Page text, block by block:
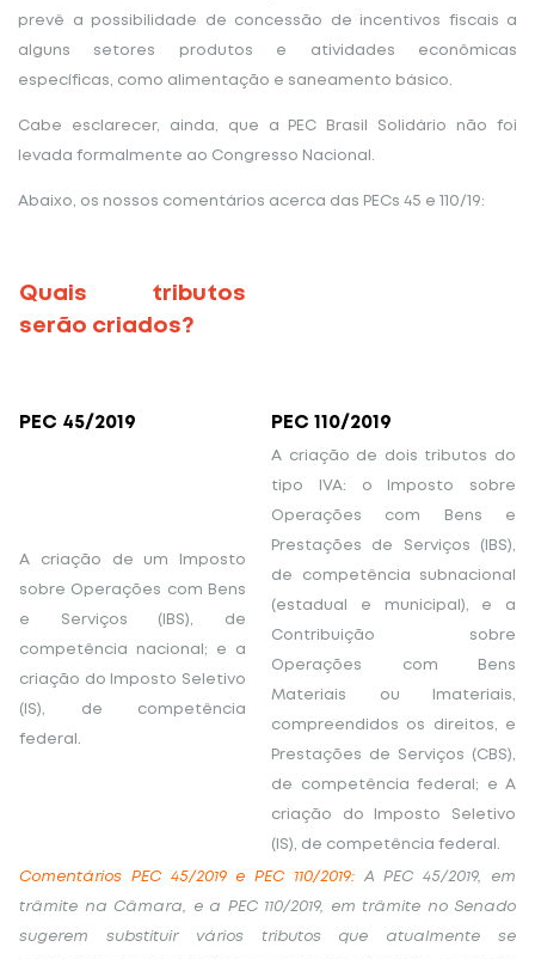
prevê a possibilidade de concessão de incentivos fiscais a
alguns setores produtos e atividades econômicas
específicas, como alimentação e saneamento básico.
Cabe esclarecer, ainda, que a PEC Brasil Solidário não foi
levada formalmente ao Congresso Nacional.
Abaixo, os nossos comentários acerca das PECs 45 e 110/19:
Quais tributos
serão criados?
PEC 45/2019 PEC 110/2019
A criação de um Imposto
sobre Operações com Bens
e Serviços (IBS), de
competência nacional; e a
criação do Imposto Seletivo
(IS), de competência
federal.
A criação de dois tributos do
tipo IVA: o Imposto sobre
Operações com Bens e
Prestações de Serviços (IBS),
de competência subnacional
(estadual e municipal), e a
Contribuição sobre
Operações com Bens
Materiais ou Imateriais,
compreendidos os direitos, e
Prestações de Serviços (CBS),
de competência federal; e A
criação do Imposto Seletivo
(IS), de competência federal.
Comentários PEC 45/2019 e PEC 110/2019: A PEC 45/2019, em
trâmite na Câmara, e a PEC 110/2019, em trâmite no Senado
sugerem substituir vários tributos que atualmente se